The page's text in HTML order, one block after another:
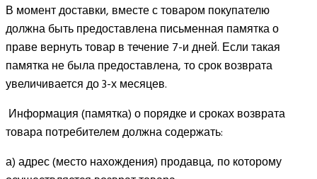
В момент доставки, вместе с товаром покупателю
должна быть предоставлена письменная памятка о
праве вернуть товар в течение 7-и дней. Если такая
памятка не была предоставлена, то срок возврата
увеличивается до 3-х месяцев.
Информация (памятка) о порядке и сроках возврата
товара потребителем должна содержать:
а) адрес (место нахождения) продавца, по которому